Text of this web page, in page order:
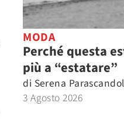
MODA
Perché questa
più a “estatare”
di Serena
3 Agosto 2026